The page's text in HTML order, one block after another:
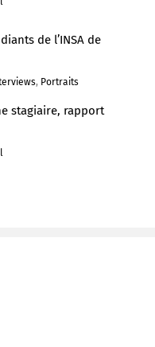
de l’INSA de
, Portraits
stagiaire, rapport